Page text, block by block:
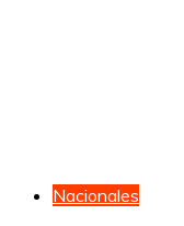
Nacionales